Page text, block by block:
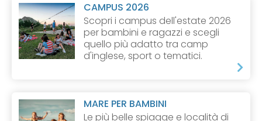
CAMPUS 2026
Scopri i campus dell'estate 2026
per bambini e ragazzi e scegli
quello più adatto tra camp
d'inglese, sport o tematici.
MARE PER BAMBINI
Le più belle spiagge e località di